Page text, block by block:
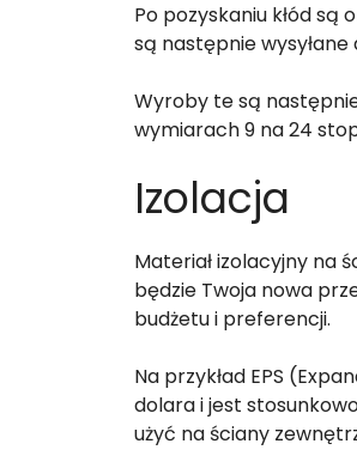
Po pozyskaniu kłód są
są następnie
Wyroby te są
wymiarach 9 na 24
Izolacja
Materiał izolacyjny na
będzie Twoja nowa
budżetu i preferencji.
Na przykład EPS
dolara i jest
użyć na ściany